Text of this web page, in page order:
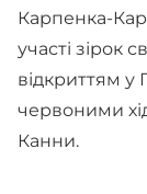
Карпенка-
участі зірок
відкриттям у
червоними
Канни.